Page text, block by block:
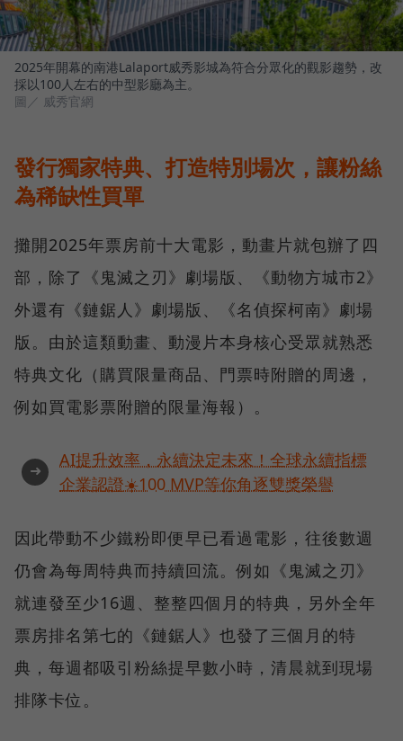
2025年開幕的南港Lalaport威秀影城為符合分眾化的觀影趨勢，改
採以100人左右的中型影廳為主。
圖／ 威秀官網
發行獨家特典、打造特別場次，讓粉絲
為稀缺性買單
攤開2025年票房前十大電影，動畫片就包辦了四
部，除了《鬼滅之刃》劇場版、《動物方城市2》
外還有《鏈鋸人》劇場版、《名偵探柯南》劇場
版。由於這類動畫、動漫片本身核心受眾就熟悉
特典文化（購買限量商品、門票時附贈的周邊，
例如買電影票附贈的限量海報）。
➜
AI提升效率，永續決定未來！全球永續指標
企業認證☀️100 MVP等你角逐雙獎榮譽
因此帶動不少鐵粉即便早已看過電影，往後數週
仍會為每周特典而持續回流。例如《鬼滅之刃》
就連發至少16週、整整四個月的特典，另外全年
票房排名第七的《鏈鋸人》也發了三個月的特
典，每週都吸引粉絲提早數小時，清晨就到現場
排隊卡位。